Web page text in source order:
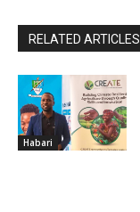
RELATED ARTICLES
Habari